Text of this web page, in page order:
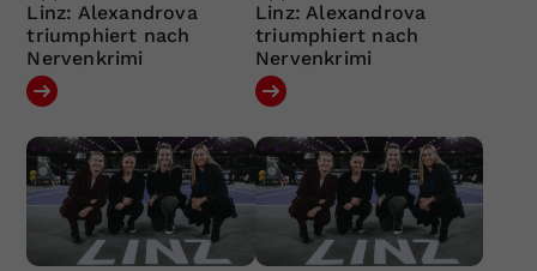
Linz: Alexandrova
triumphiert nach
Nervenkrimi
Linz: Alexandrova
triumphiert nach
Nervenkrimi